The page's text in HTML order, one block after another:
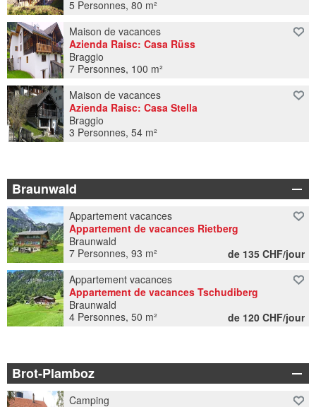
5 Personnes, 80 m²
Maison de vacances
Azienda Raisc: Casa Rüss
Braggio
7 Personnes, 100 m²
Maison de vacances
Azienda Raisc: Casa Stella
Braggio
3 Personnes, 54 m²
Braunwald
Appartement vacances
Appartement de vacances Rietberg
Braunwald
7 Personnes, 93 m²
de 135 CHF/jour
Appartement vacances
Appartement de vacances Tschudiberg
Braunwald
4 Personnes, 50 m²
de 120 CHF/jour
Brot-Plamboz
Camping